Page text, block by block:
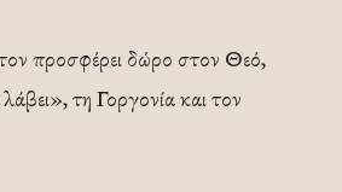
προσφέρει δώρο στον Θεό,
τη Γοργονία και τον